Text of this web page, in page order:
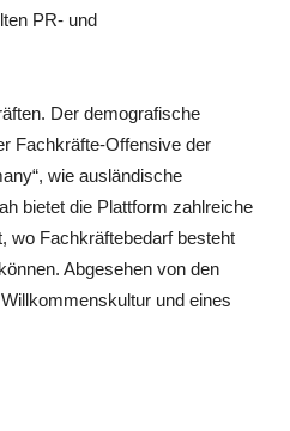
PR- und
Der demografische
Fachkräfte-Offensive der
wie ausländische
bietet die Plattform zahlreiche
wo Fachkräftebedarf besteht
Abgesehen von den
und eines